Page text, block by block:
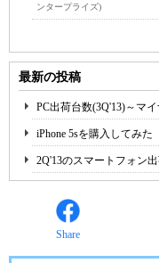
ンタープライズ)
最新の投稿
PC出荷台数(3Q'13)～マ
iPhone 5sを購入してみた
2Q'13のスマートフォン
Share